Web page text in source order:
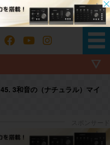
45. 3和音の（ナチュラル）マイ